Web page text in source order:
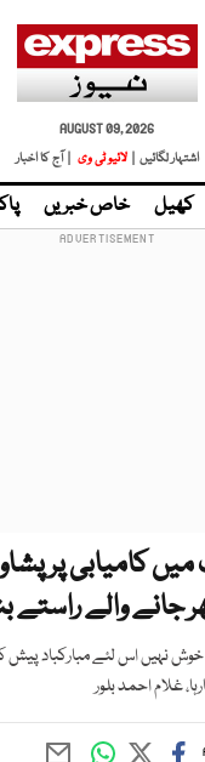
AUGUST 09, 2026
اشتہار لگائیں |
لائیو ٹی وی | آج کا اخبار
کھیل خاص خبریں
کامیابی پر
جانے والے راستے
اس لئے مبارکباد پیش
غلام احمد بلور